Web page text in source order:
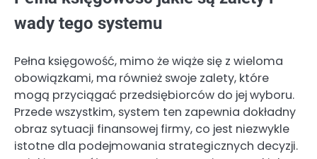
wady tego systemu
Pełna księgowość, mimo że wiąże się z wieloma
obowiązkami, ma również swoje zalety, które
mogą przyciągać przedsiębiorców do jej wyboru.
Przede wszystkim, system ten zapewnia dokładny
obraz sytuacji finansowej firmy, co jest niezwykle
istotne dla podejmowania strategicznych decyzji.